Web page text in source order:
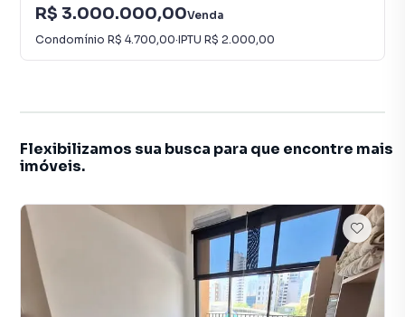
R$ 3.000.000,00Venda
Condomínio R$ 4.700,00·IPTU R$ 2.000,00
Flexibilizamos sua busca para que encontre mais
imóveis.